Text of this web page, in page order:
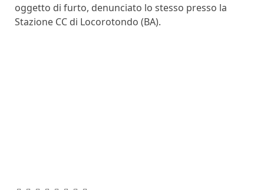
oggetto di furto, denunciato lo stesso presso la
Stazione CC di Locorotondo (BA).